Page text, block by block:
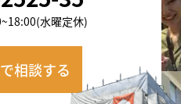
「足場」。その相場と
ます。
水曜定休)
相談する